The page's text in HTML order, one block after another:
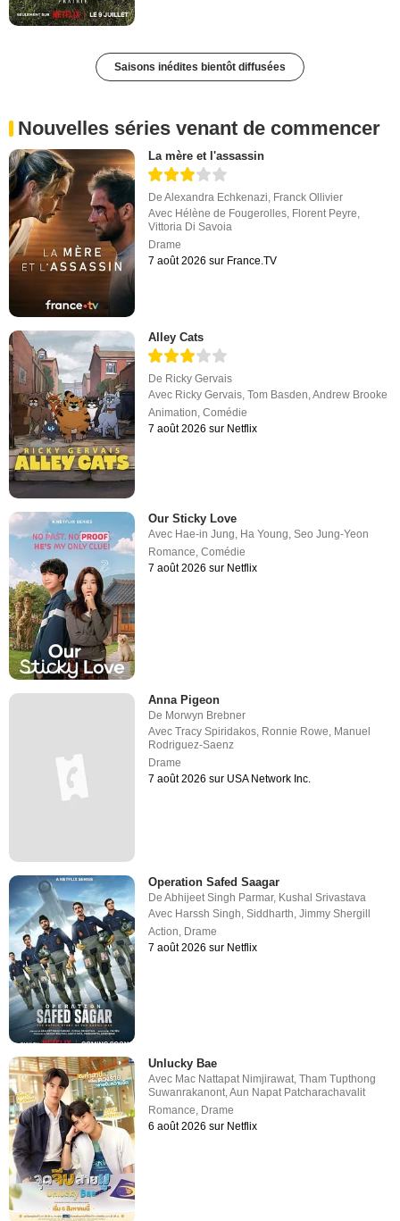
Saisons inédites bientôt diffusées
Nouvelles séries venant de commencer
La mère et l'assassin
DeAlexandra Echkenazi Franck Ollivier
Avec Hélène de Fougerolles Florent Peyre
Vittoria Di Savoia
Drame
7 août 2026 sur France.TV
Alley Cats
De Ricky Gervais
Avec Ricky Gervais,Tom Basden,Andrew Brooke
Animation,Comédie
7 août 2026 sur Netflix
Our Sticky Love
Avec Hae-in Jung, Ha Young,Seo Jung-Yeon
Romance,Comédie
7 août 2026 sur Netflix
Anna Pigeon
De Morwyn Brebner
AvecTracy Spiridakos, Ronnie Rowe, Manuel
Rodriguez-Saenz
Drame
7 août 2026 sur USA Network Inc.
Operation Safed Saagar
DeAbhijeet Singh Parmar, Kushal Srivastava
Avec Harssh Singh ,Siddharth ,Jimmy Shergill
Action Drame
7 août 2026 sur Netflix
Unlucky Bae
Avec Mac Nattapat Nimjirawat,Tham Tupthong
Suwanrakanont,Aun Napat Patcharachavalit
Romance, Drame
6 août 2026 sur Netflix